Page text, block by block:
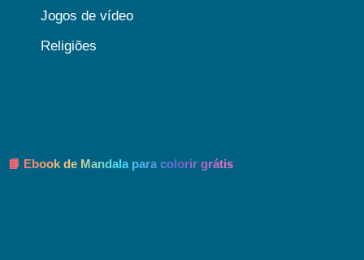
Jogos de vídeo
Religiões
📘 Ebook de Mandala para colorir grátis